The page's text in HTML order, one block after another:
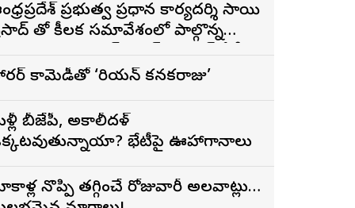
ప్రభుత్వ ప్రధాన కార్యదర్శి సాయి
కీలక సమావేశంలో పాల్గొన్న
ఎండి విశ్వనాథన్, పలు శాఖల
కామెడీతో ‘కొరియన్ కనకరాజు’
బీజేపీ, అకాలీదళ్
భేటీపై ఊహాగానాలు
నొప్పి తగ్గించే రోజువారీ అలవాట్లు…